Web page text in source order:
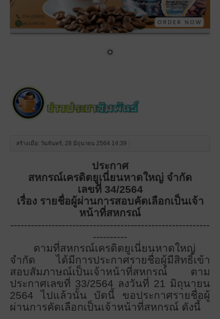
สร้างเมื่อ: วันจันทร์, 28 มิถุนายน 2564 14:39
ประกาศ
สหกรณ์เครดิตยูเนี่ยนหาดใหญ่ จำกัด
เลขที่ 34/2564
เรื่อง รายชื่อผู้ผ่านการสอบคัดเลือกเป็นเจ้า
หน้าที่สหกรณ์
----------------------------------------------------------
----------
ตามที่สหกรณ์เครดิตยูเนี่ยนหาดใหญ่
จำกัด ได้มีการประกาศรายชื่อผู้มีสิทธิ์เข้า
สอบสัมภาษณ์เป็นเจ้าหน้าที่สหกรณ์ ตาม
ประกาศเลขที่ 33/2564 ลงวันที่ 21 มิถุนายน
2564 ไปแล้วนั้น บัดนี้ ขอประกาศรายชื่อผู้
ผ่านการคัดเลือกเป็นเจ้าหน้าที่สหกรณ์ ดังนี้